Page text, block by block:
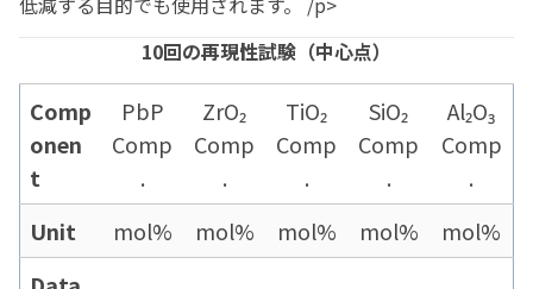
10回の再現性試験（中心点）
Comp
onen
t
PbP
Comp
.
ZrO₂
Comp
.
TiO₂
Comp
.
SiO₂
Comp
.
Al₂O₃
Comp
.
Unit
mol% mol% mol% mol%
mol%